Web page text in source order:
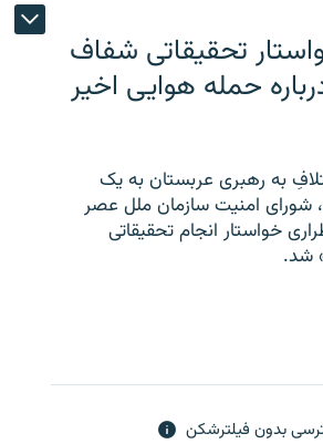
تحقیقاتی شفاف
حمله هوایی اخیر
به رهبری عربستان به یک
شورای امنیت سازمان ملل عصر
خواستار انجام تحقیقاتی
شد.
بدون فیلترشکن